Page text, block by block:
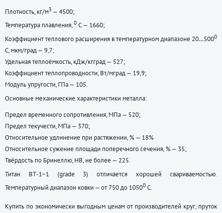
Плотность, кг/м3 — 4500;
Температура плавления,0 С — 1660;
Коэффициент теплового расширения в температурном диапазоне 20…5000
С, мкм/град — 9,7;
Удельная теплоёмкость, кДж/кгград — 527;
Коэффициент теплопроводности, Вт/мград — 19,9;
Модуль упругости, ГПа — 105.
Основные механические характеристики металла:
Предел временного сопротивления, МПа — 520;
Предел текучести, МПа — 370;
Относительное удлинение при растяжении, % — 18%
Относительное сужение площади поперечного сечения, % — 35;
Твёрдость по Бринеллю, НВ, не более — 225.
Титан ВТ-1−1 (grade 3) отличается хорошей свариваемостью.
Температурный диапазон ковки — от 750 до 10500 С.
Купить по экономически выгодным ценам от производителей круг, пруток